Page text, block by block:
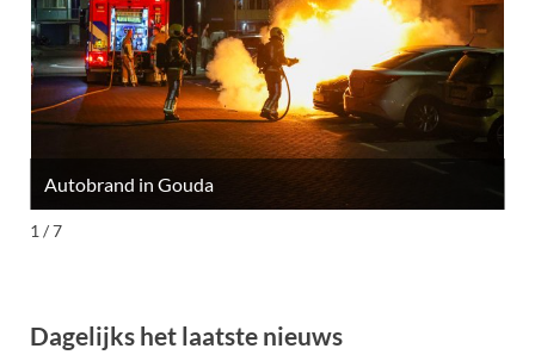
Autobrand in Gouda
1 / 7
Dagelijks het laatste nieuws